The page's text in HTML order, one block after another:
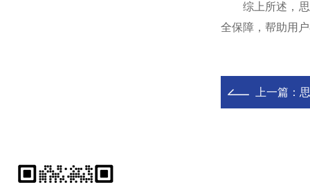
综上所述，
全保障，帮助用
上一篇：